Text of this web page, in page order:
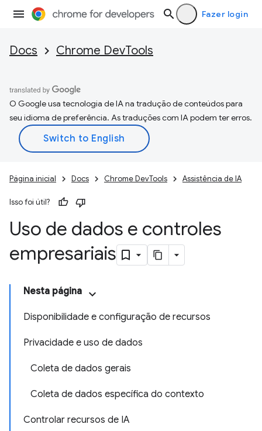
Fazer login
Docs Chrome DevTools
O Google usa tecnologia de IA na tradução de conteúdos para
seu idioma de preferência. As traduções com IA podem ter erros.
Página inicial Docs Chrome DevTools Assistência de IA
Isso foi útil?
Uso de dados e controles
empresariais
Nesta página
Disponibilidade e configuração de recursos
Privacidade e uso de dados
Coleta de dados gerais
Coleta de dados específica do contexto
Controlar recursos de IA